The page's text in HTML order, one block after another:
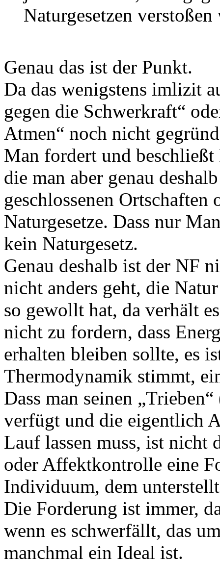
Naturgesetzen
Genau das ist der Punkt.
Da das wenigstens imlizit
gegen die Schwerkraft“
Atmen“ noch nicht
Man fordert und
die man aber genau
geschlossenen
Naturgesetze. Dass nur
kein Naturgesetz.
Genau deshalb ist der NF
nicht anders geht, die
so gewollt hat, da verhält
nicht zu fordern, dass
erhalten bleiben sollte, es
Thermodynamik stimmt,
Dass man seinen
verfügt und die eigentlich
Lauf lassen muss, ist nicht
oder Affektkontrolle eine
Individuum, dem
Die Forderung ist immer,
wenn es schwerfällt, das
manchmal ein Ideal ist.